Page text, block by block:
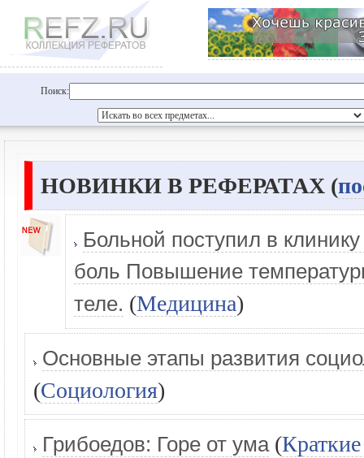
Поиск:
НОВИНКИ В РЕФЕРАТАХ (
Больной поступил в
боль Повышение
теле. (Медицина)
Основные этапы развития
(Социология)
Грибоедов: Горе от ума(